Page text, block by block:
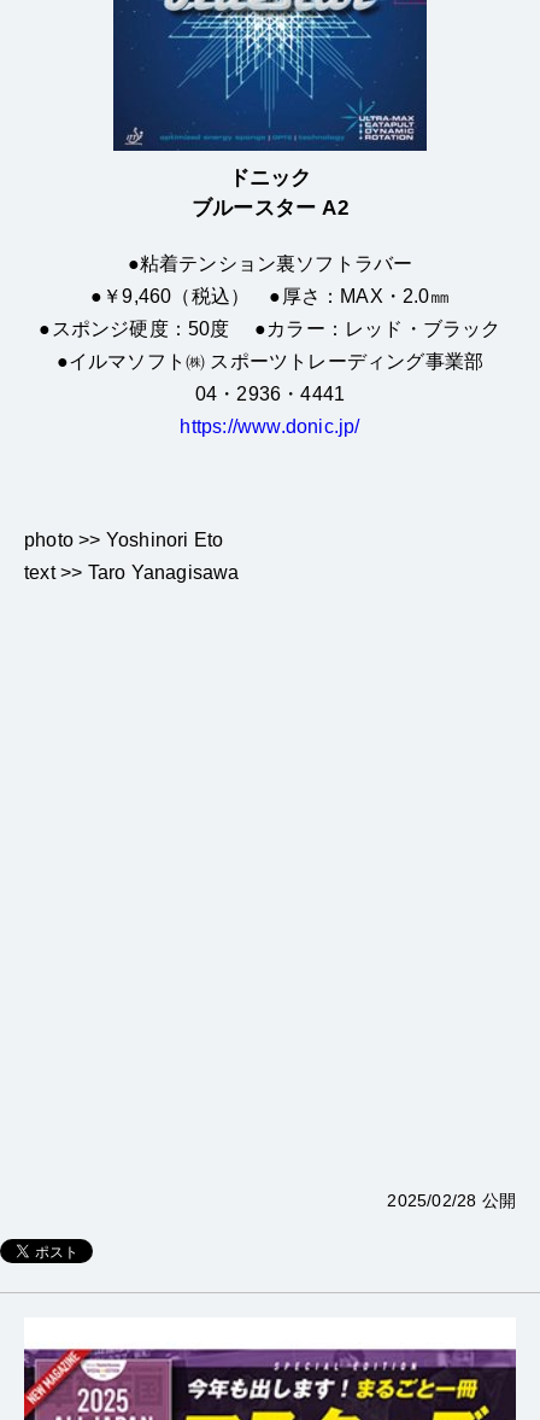
ドニック
ブルースター A2
●粘着テンション裏ソフトラバー
●￥9,460（税込） ●厚さ：MAX・2.0㎜
●スポンジ硬度：50度 ●カラー：レッド・ブラック
●イルマソフト㈱ スポーツトレーディング事業部
04・2936・4441
https://www.donic.jp/
photo >> Yoshinori Eto
text >> Taro Yanagisawa
2025/02/28 公開